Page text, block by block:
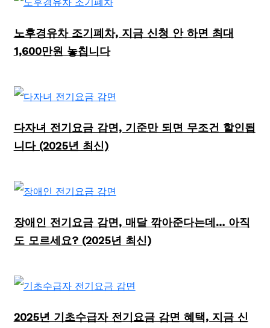
노후경유차 조기폐차, 지금 신청 안 하면 최대
1,600만원 놓칩니다
다자녀 전기요금 감면, 기준만 되면 무조건 할인됩
니다 (2025년 최신)
장애인 전기요금 감면, 매달 깎아준다는데… 아직
도 모르세요? (2025년 최신)
2025년 기초수급자 전기요금 감면 혜택, 지금 신